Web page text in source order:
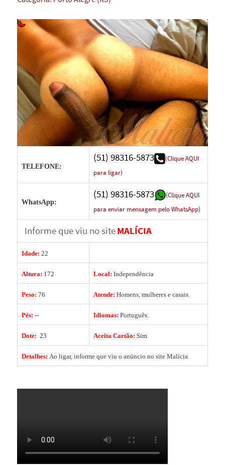
TELEFONE:
(51) 98316-5873
(Clique AQUI
para ligar)
WhatsApp:
(51) 98316-5873
(Clique AQUI
para enviar mensagem pelo WhatsApp)
Informe que viu no siteMALÍCIA
Idade: 22
Altura: 172 Local: Independência
Peso: 76 Atende: Homens, mulheres e casais.
Pés: -- Idiomas: Português.
Dote: 23 Aceita Cartão: Sim
Detalhes: Ao ligar, informe que viu o anúncio no site Malícia.